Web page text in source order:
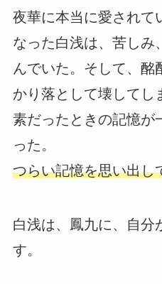
夜華に本当に愛されて
なった白浅は、苦しみ
んでいた。そして、酩
かり落として壊してし
素だったときの記憶が
った。
つらい記憶を思い出し
白浅は、鳳九に、自分
す。